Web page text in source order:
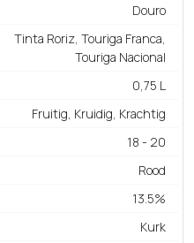
Douro
Tinta Roriz, Touriga Franca,
Touriga Nacional
0,75 L
Fruitig, Kruidig, Krachtig
18 - 20
Rood
13.5%
Kurk